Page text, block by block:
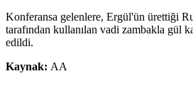
Konferansa gelenlere, Ergül'ün ürettiği
tarafından kullanılan vadi zambakla gül
edildi.
Kaynak: AA